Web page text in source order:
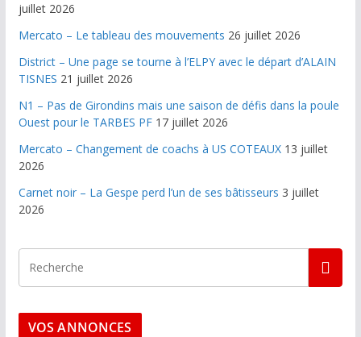
juillet 2026
Mercato – Le tableau des mouvements 26 juillet 2026
District – Une page se tourne à l’ELPY avec le départ d’ALAIN
TISNES 21 juillet 2026
N1 – Pas de Girondins mais une saison de défis dans la poule
Ouest pour le TARBES PF 17 juillet 2026
Mercato – Changement de coachs à US COTEAUX 13 juillet
2026
Carnet noir – La Gespe perd l’un de ses bâtisseurs 3 juillet
2026
VOS ANNONCES